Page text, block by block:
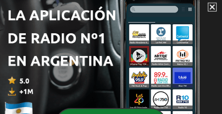
Эхо Москвы